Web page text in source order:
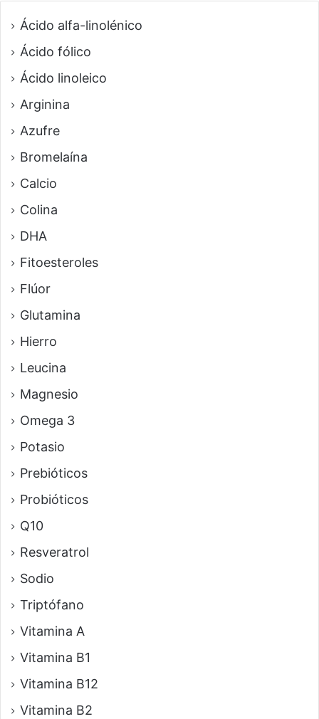
Ácido alfa-linolénico
Ácido fólico
Ácido linoleico
Arginina
Azufre
Bromelaína
Calcio
Colina
DHA
Fitoesteroles
Flúor
Glutamina
Hierro
Leucina
Magnesio
Omega 3
Potasio
Prebióticos
Probióticos
Q10
Resveratrol
Sodio
Triptófano
Vitamina A
Vitamina B1
Vitamina B12
Vitamina B2